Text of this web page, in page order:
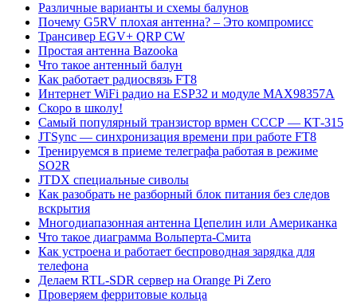
Различные варианты и схемы балунов
Почему G5RV плохая антенна? – Это компромисс
Трансивер EGV+ QRP CW
Простая антенна Bazooka
Что такое антенный балун
Как работает радиосвязь FT8
Интернет WiFi радио на ESP32 и модуле MAX98357A
Скоро в школу!
Самый популярный транзистор врмен СССР — КТ-315
JTSync — синхронизация времени при работе FT8
Тренируемся в приеме телеграфа работая в режиме
SO2R
JTDX специальные сиволы
Как разобрать не разборный блок питания без следов
вскрытия
Многодиапазонная антенна Цепелин или Американка
Что такое диаграмма Вольперта-Смита
Как устроена и работает беспроводная зарядка для
телефона
Делаем RTL-SDR сервер на Orange Pi Zero
Проверяем ферритовые кольца